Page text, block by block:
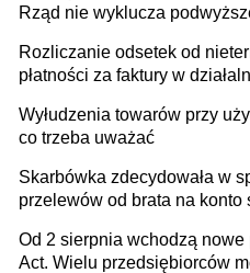
Rząd nie wyklucza
Rozliczanie odsetek od
płatności za faktury w
Wyłudzenia towarów przy
co trzeba uważać
Skarbówka zdecydowała w
przelewów od brata na konto
darowizna, ale podatku
Od 2 sierpnia wchodzą nowe
Act. Wielu przedsiębiorców